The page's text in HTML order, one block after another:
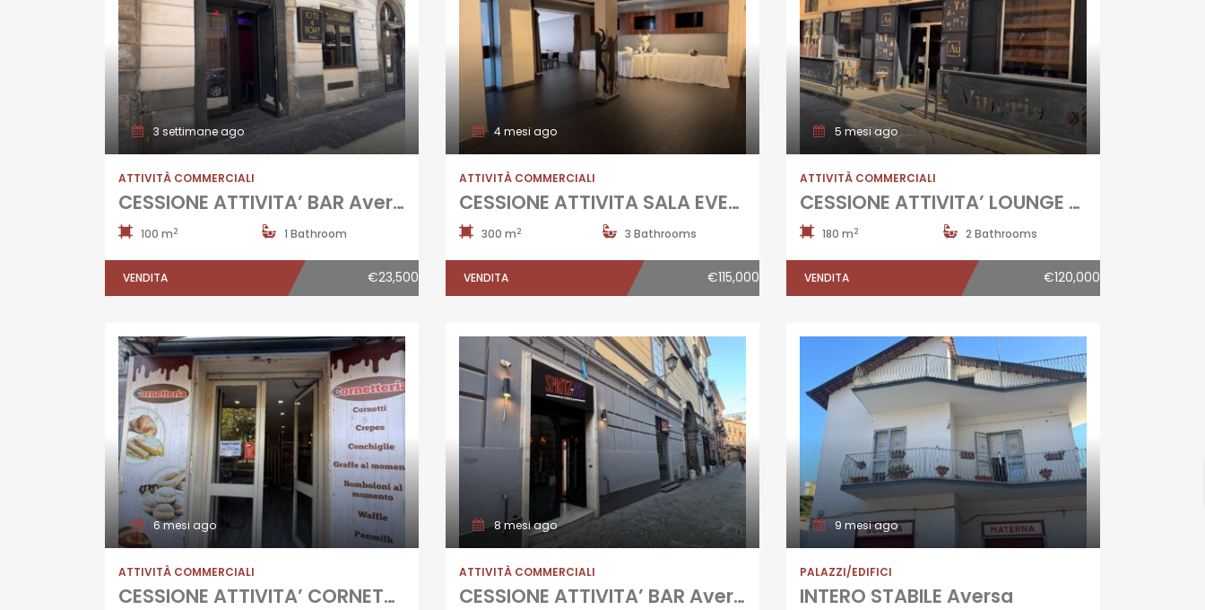
3 settimane ago
ATTIVITÀ COMMERCIALI
CESSIONE ATTIVITA’ BAR Aversa
100 m2 1 Bathroom
VENDITA €23,500
4 mesi ago
ATTIVITÀ COMMERCIALI
CESSIONE ATTIVITA SALA EVENTI Aversa-Lusciano
300 m2 3 Bathrooms
VENDITA €115,000
5 mesi ago
ATTIVITÀ COMMERCIALI
CESSIONE ATTIVITA’ LOUNGE BAR VINERIA Aversa
180 m2 2 Bathrooms
VENDITA €120,000
6 mesi ago
ATTIVITÀ COMMERCIALI
CESSIONE ATTIVITA’ CORNETTERIA Aversa-Centro
8 mesi ago
ATTIVITÀ COMMERCIALI
CESSIONE ATTIVITA’ BAR Aversa-Via Seggio
9 mesi ago
PALAZZI/EDIFICI
INTERO STABILE Aversa